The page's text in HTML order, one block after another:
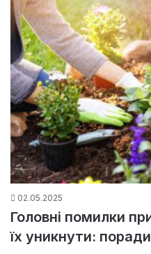
02.05.2025
Головні помилки
їх уникнути: